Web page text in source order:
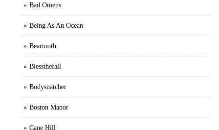
Bad Omens
Being As An Ocean
Beartooth
Blessthefall
Bodysnatcher
Boston Manor
Cane Hill